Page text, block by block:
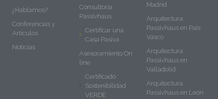
¿Hablamos?
Conferencias y
Artículos
Noticias
Consultoría
Passivhaus
Certificar una
Casa Pasiva
Asesoramiento On
line
Certificado
Sostenibilidad
VERDE
Madrid
Arquitectura
Passivhaus en País
Vasco
Arquitectura
Passivhaus en
Valladolid
Arquitectura
Passivhaus en León